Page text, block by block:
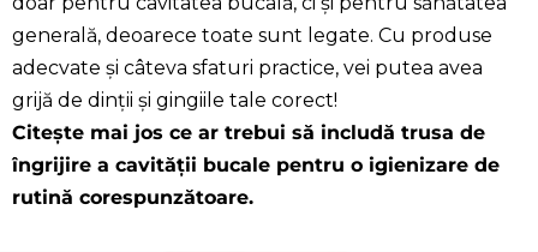
generală, deoarece toate sunt legate. Cu produse
adecvate și câteva sfaturi practice, vei putea avea
grijă de dinții și gingiile tale corect!
Citește mai jos ce ar trebui să includă trusa de
îngrijire a cavității bucale pentru o igienizare de
rutină corespunzătoare.